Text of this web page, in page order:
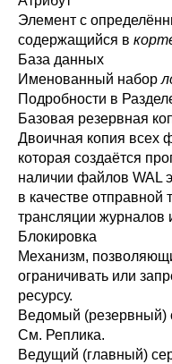
Элемент с
содержащийся в
База данных
Именованный набор
Подробности в
Базовая резервная
Двоичная копия всех
которая создаётся
наличии файлов WAL
в качестве отправной
трансляции журналов
Блокировка
Механизм,
ограничивать или
ресурсу.
Ведомый (резервный)
См. Реплика.
Ведущий (главный)